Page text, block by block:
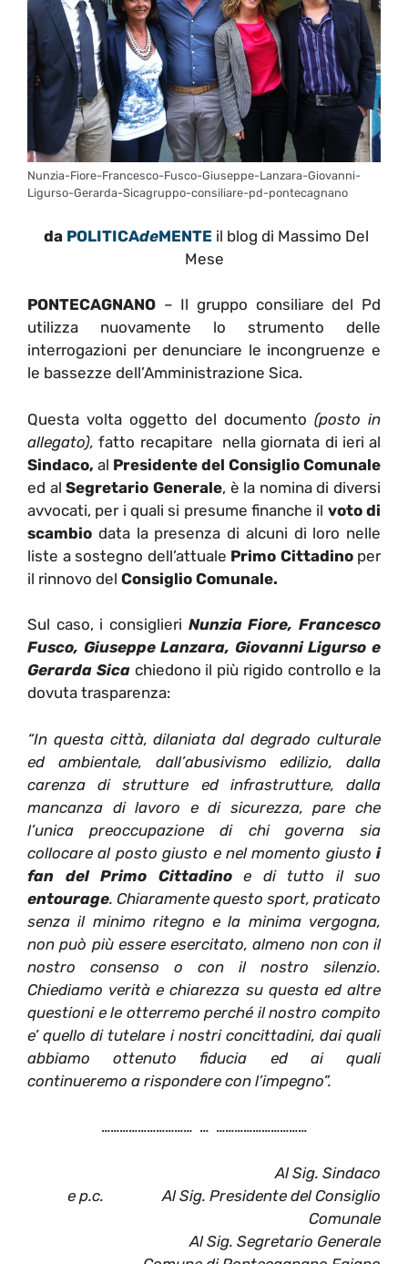
Nunzia-Fiore-Francesco-Fusco-Giuseppe-Lanzara-Giovanni-
Ligurso-Gerarda-Sicagruppo-consiliare-pd-pontecagnano
da POLITICAdeMENTEil blog di Massimo Del
Mese
PONTECAGNANO – Il gruppo consiliare del Pd
utilizza nuovamente lo strumento delle
interrogazioni per denunciare le incongruenze e
le bassezze dell’Amministrazione Sica.
Questa volta oggetto del documento (posto in
allegato), fatto recapitare nella giornata di ieri al
Sindaco, al Presidente del Consiglio Comunale
ed al Segretario Generale, è la nomina di diversi
avvocati, per i quali si presume finanche il voto di
scambio data la presenza di alcuni di loro nelle
liste a sostegno dell’attuale Primo Cittadino per
il rinnovo del Consiglio Comunale.
Sul caso, i consiglieri Nunzia Fiore, Francesco
Fusco, Giuseppe Lanzara, Giovanni Ligurso e
Gerarda Sicachiedono il più rigido controllo e la
dovuta trasparenza:
“In questa città, dilaniata dal degrado culturale
ed ambientale, dall’abusivismo edilizio, dalla
carenza di strutture ed infrastrutture, dalla
mancanza di lavoro e di sicurezza, pare che
l’unica preoccupazione di chi governa sia
collocare al posto giusto e nel momento giusto i
fan del Primo Cittadinoe di tutto il suo
entourage. Chiaramente questo sport, praticato
senza il minimo ritegno e la minima vergogna,
non può più essere esercitato, almeno non con il
nostro consenso o con il nostro silenzio.
Chiediamo verità e chiarezza su questa ed altre
questioni e le otterremo perché il nostro compito
e’ quello di tutelare i nostri concittadini, dai quali
abbiamo ottenuto fiducia ed ai quali
continueremo a rispondere con l’impegno”.
………………………… … …………………………
Al Sig. Sindaco
e p.c. Al Sig. Presidente del Consiglio
Comunale
Al Sig. Segretario Generale